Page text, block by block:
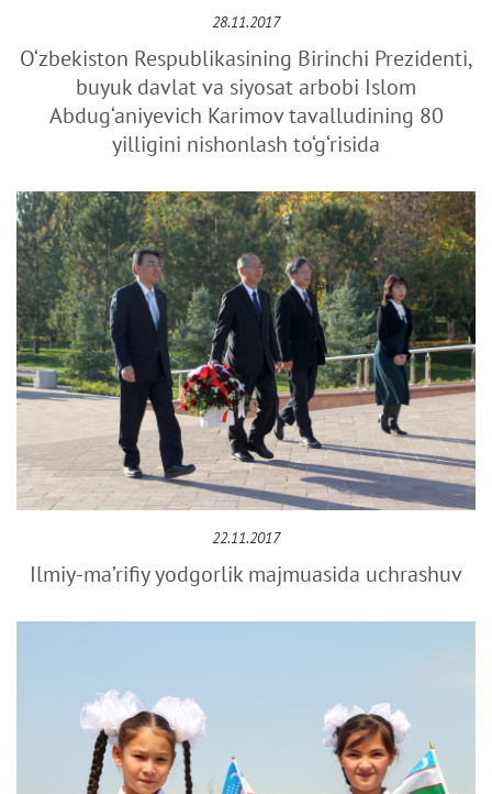
28.11.2017
O‘zbekiston Respublikasining Birinchi Prezidenti,
buyuk davlat va siyosat arbobi Islom
Abdug‘aniyevich Karimov tavalludining 80
yilligini nishonlash to‘g‘risida
22.11.2017
Ilmiy-ma’rifiy yodgorlik majmuasida uchrashuv